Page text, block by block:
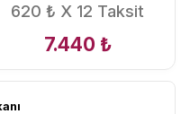
620 ₺ X 12 Taksit
7.440 ₺